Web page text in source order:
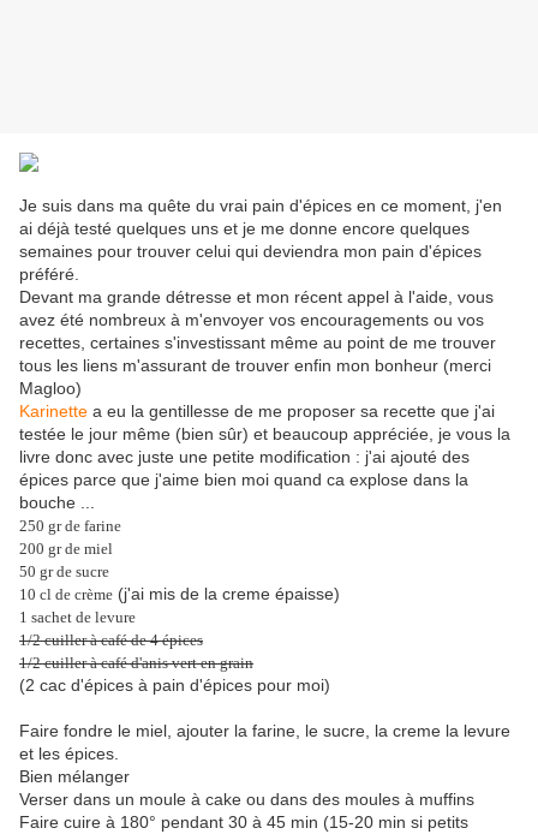
Je suis dans ma quête du vrai pain d'épices en ce moment, j'en
ai déjà testé quelques uns et je me donne encore quelques
semaines pour trouver celui qui deviendra mon pain d'épices
préféré.
Devant ma grande détresse et mon récent appel à l'aide, vous
avez été nombreux à m'envoyer vos encouragements ou vos
recettes, certaines s'investissant même au point de me trouver
tous les liens m'assurant de trouver enfin mon bonheur (merci
Magloo)
Karinette a eu la gentillesse de me proposer sa recette que j'ai
testée le jour même (bien sûr) et beaucoup appréciée, je vous la
livre donc avec juste une petite modification : j'ai ajouté des
épices parce que j'aime bien moi quand ca explose dans la
bouche ...
250 gr de farine
200 gr de miel
50 gr de sucre
10 cl de crème (j'ai mis de la creme épaisse)
1 sachet de levure
1/2 cuiller à café de 4 épices
1/2 cuiller à café d'anis vert en grain
(2 cac d'épices à pain d'épices pour moi)
Faire fondre le miel, ajouter la farine, le sucre, la creme la levure
et les épices.
Bien mélanger
Verser dans un moule à cake ou dans des moules à muffins
Faire cuire à 180° pendant 30 à 45 min (15-20 min si petits